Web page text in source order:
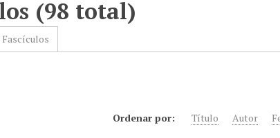
(98 total)
Fascículos
Ordenar por: Título Autor